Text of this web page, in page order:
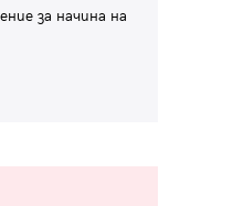
за начина на